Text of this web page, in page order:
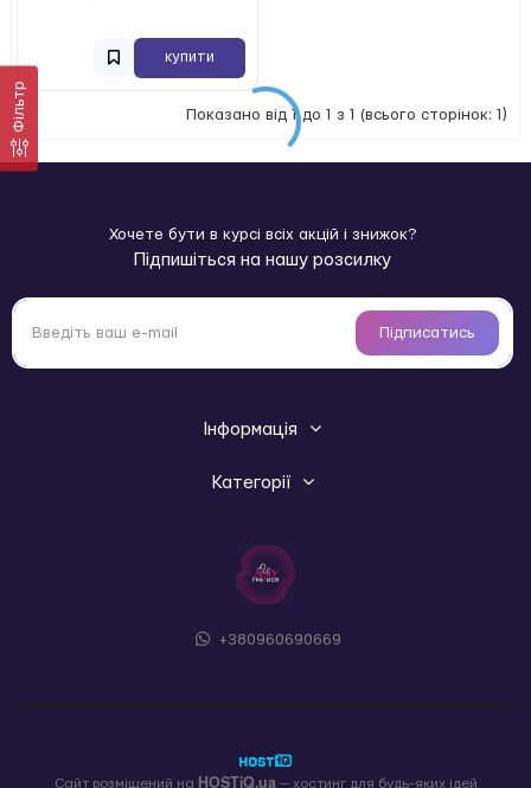
Фільтр
купити
Показано від 1 до 1 з 1 (всього сторінок: 1)
Хочете бути в курсі всіх акцій і знижок?
Підпишіться на нашу розсилку
Підписатись
Інформація
Категорії
+380960690669
Сайт розміщений на HOSTiQ.ua — хостинг для будь-яких ідей